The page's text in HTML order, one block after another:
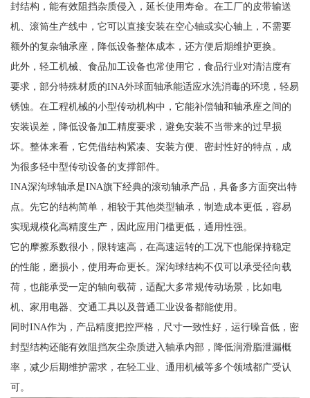
封结构，能有效阻挡杂质侵入，延长使用寿命。在工厂的皮带输送
机、滚筒生产线中，它可以直接安装在空心轴或实心轴上，不需要
额外的复杂轴承座，降低设备整体成本，还方便后期维护更换。
此外，轻工机械、食品加工设备也常使用它，食品行业对清洁度有
要求，部分特殊材质的INA外球面轴承能适应水洗消毒的环境，轻易
锈蚀。在工程机械的小型传动机构中，它能补偿轴和轴承座之间的
安装误差，降低设备加工精度要求，避免安装不当带来的过早损
坏。整体来看，它凭借结构紧凑、安装方便、密封性好的特点，成
为很多轻中型传动设备的支撑部件。
INA深沟球轴承是INA旗下经典的滚动轴承产品，具备多方面突出特
点。先它的结构简单，相较于其他类型轴承，制造成本更低，容易
实现规模化高精度生产，因此应用门槛更低，通用性强。
它的摩擦系数很小，限转速高，在高速运转的工况下也能保持稳定
的性能，磨损小，使用寿命更长。深沟球结构不仅可以承受径向载
荷，也能承受一定的轴向载荷，适配大多常规传动场景，比如电
机、家用电器、交通工具以及普通工业设备都能使用。
同时INA作为，产品精度把控严格，尺寸一致性好，运行噪音低，密
封型结构还能有效阻挡灰尘杂质进入轴承内部，降低润滑脂泄漏概
率，减少后期维护需求，在轻工业、通用机械等多个领域都广受认
可。